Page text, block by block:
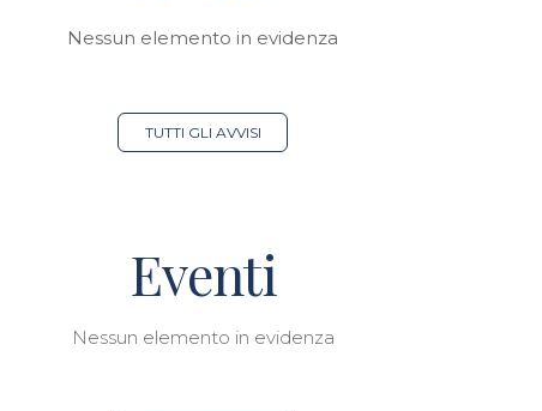
Nessun elemento in evidenza
TUTTI GLI AVVISI
Eventi
Nessun elemento in evidenza